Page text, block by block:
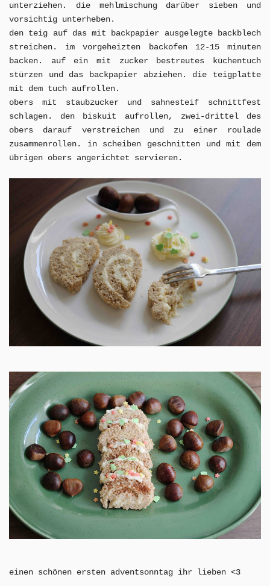
unterziehen. die mehlmischung darüber sieben und
vorsichtig unterheben.
den teig auf das mit backpapier ausgelegte backblech
streichen. im vorgeheizten backofen 12-15 minuten
backen. auf ein mit zucker bestreutes küchentuch
stürzen und das backpapier abziehen. die teigplatte
mit dem tuch aufrollen.
obers mit staubzucker und sahnesteif schnittfest
schlagen. den biskuit aufrollen, zwei-drittel des
obers darauf verstreichen und zu einer roulade
zusammenrollen. in scheiben geschnitten und mit dem
übrigen obers angerichtet servieren.
einen schönen ersten adventsonntag ihr lieben <3